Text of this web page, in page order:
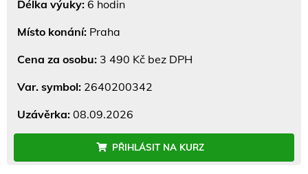
Délka výuky: 6 hodin
Místo konání: Praha
Cena za osobu: 3 490 Kč bez DPH
Var. symbol: 2640200342
Uzávěrka: 08.09.2026
PŘIHLÁSIT NA KURZ